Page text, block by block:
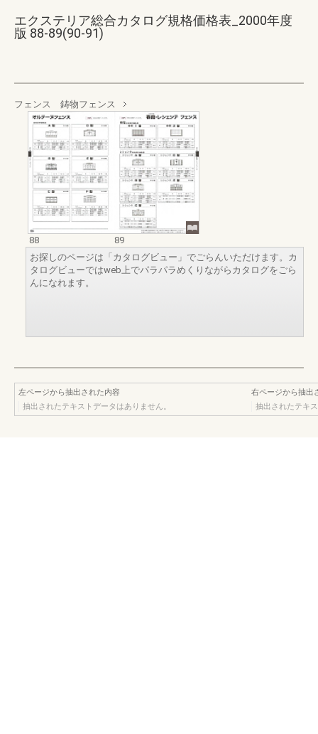
エクステリア総合カタログ規格価格表_2000年度
版 88-89(90-91)
フェンス 鋳物フェンス
88
89
お探しのページは「カタログビュー」でごらんいただけます。カ
タログビューではweb上でパラパラめくりながらカタログをごら
んになれます。
左ページから抽出された内容
抽出されたテキストデータはありません。
右ページから抽出
抽出されたテキ